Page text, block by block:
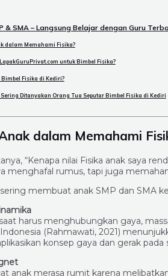
& SMA – Langsung Belajar dengan Guru
dalam Memahami Fisika?
untuk Bimbel Fisika?
Fisika di Kediri?
Sering Ditanyakan Orang Tua Seputar Bimbel Fisika di Kediri
dalam Memahami
“Kenapa nilai Fisika anak saya
menghafal rumus, tapi juga
membuat anak SMP dan SMA
harus menghubungkan gaya,
(Rahmawati, 2021)
konsep gaya dan gerak pada
anak merasa rumit karena